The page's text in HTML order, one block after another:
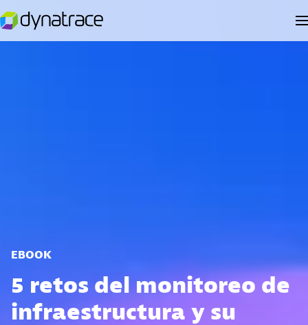
EBOOK
5 retos del monitoreo de
infraestructura y su